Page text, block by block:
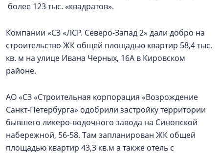
более 123 тыс. «квадратов».
Компании «СЗ «ЛСР. Северо-Запад 2» дали добро на
строительство ЖК общей площадью квартир 58,4 тыс.
кв. м на улице Ивана Черных, 16А в Кировском
районе.
АО «СЗ «Строительная корпорация «Возрождение
Санкт‑Петербурга» одобрили застройку территории
бывшего ликеро-водочного завода на Синопской
набережной, 56-58. Там запланирован ЖК общей
площадью квартир 43,3 кв.м а также отель с